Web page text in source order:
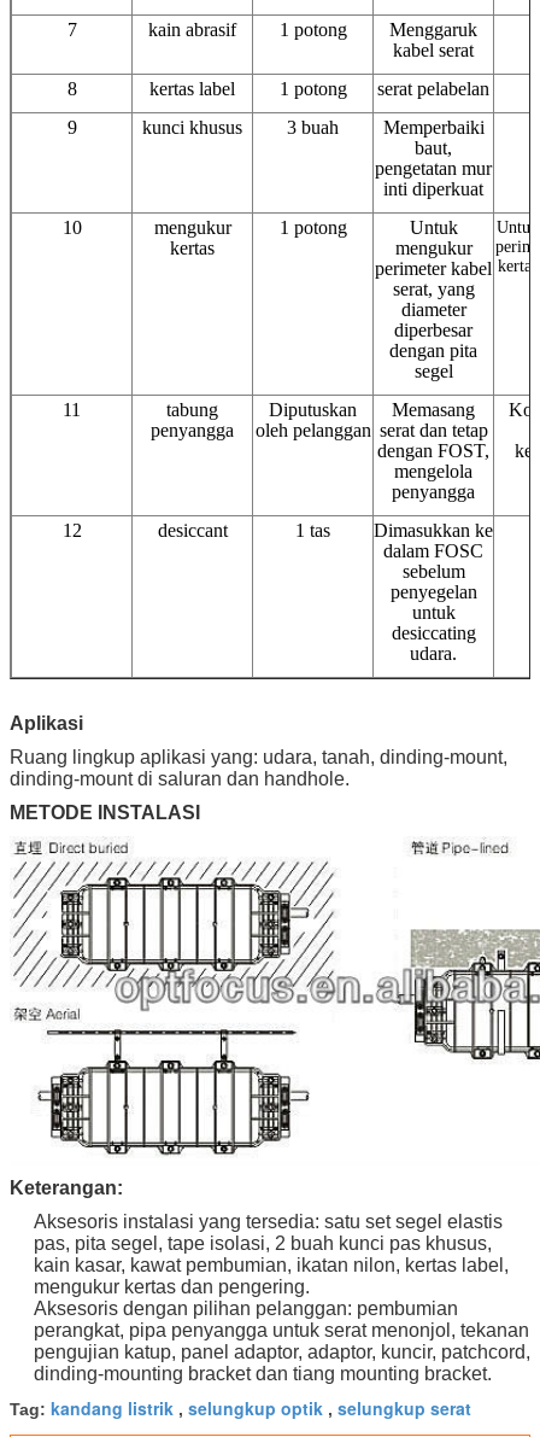
7
kain abrasif 1 potong
Menggaruk
kabel serat
8
kertas label 1 potong
serat pelabelan
9
kunci khusus 3 buah
Memperbaiki
baut,
pengetatan mur
inti diperkuat
10
mengukur
kertas
1 potong
Untuk
mengukur
perimeter kabel
serat, yang
diameter
diperbesar
dengan pita
segel
11
tabung
penyangga
Diputuskan
oleh pelanggan
Memasang
serat dan tetap
dengan FOST,
mengelola
penyangga
12 desiccant 1 tas
Dimasukkan ke
dalam FOSC
sebelum
penyegelan
untuk
desiccating
udara.
Aplikasi
Ruang lingkup aplikasi yang: udara, tanah, dinding-mount,
dinding-mount di saluran dan handhole.
METODE INSTALASI
Keterangan:
Aksesoris instalasi yang tersedia: satu set segel elastis
pas, pita segel, tape isolasi, 2 buah kunci pas khusus,
kain kasar, kawat pembumian, ikatan nilon, kertas label,
mengukur kertas dan pengering.
Aksesoris dengan pilihan pelanggan: pembumian
perangkat, pipa penyangga untuk serat menonjol, tekanan
pengujian katup, panel adaptor, adaptor, kuncir, patchcord,
dinding-mounting bracket dan tiang mounting bracket.
Tag: kandang listrik , selungkup optik , selungkup serat